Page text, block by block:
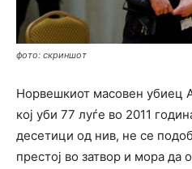
фото: скриншот
Норвешкиот масовен убиец
кој уби 77 луѓе во 2011
десетици од нив, не се
престој во затвор и мора да